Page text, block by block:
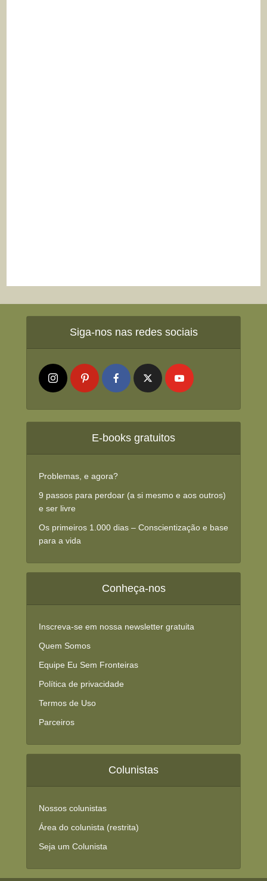
Siga-nos nas redes sociais
E-books gratuitos
Problemas, e agora?
9 passos para perdoar (a si mesmo e aos outros)
e ser livre
Os primeiros 1.000 dias – Conscientização e base
para a vida
Conheça-nos
Inscreva-se em nossa newsletter gratuita
Quem Somos
Equipe Eu Sem Fronteiras
Política de privacidade
Termos de Uso
Parceiros
Colunistas
Nossos colunistas
Área do colunista (restrita)
Seja um Colunista